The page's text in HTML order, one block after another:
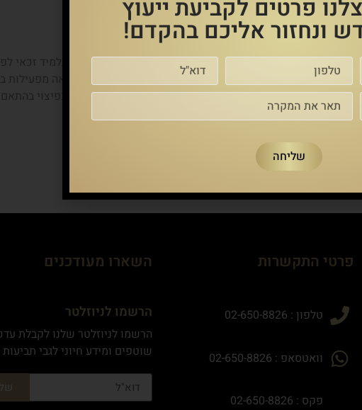
החינוך.
תנאי הפוליסה מגדירים כי הכיסוי יינתן לכל ילד החל מגיל 3 ועד תום לימודיו בכיתה י"ב. הביטוח חל 24 שעות ביממה שבעה
התרחש בשעות הלימודים או אחר הצהרים ואף אם נגרם כתוצאה מפעילות
נדרש לטיפול רפואי וכדומה, יזכו את התלמיד ומשפחתו בפיצוי בהתאם
כפיצוי תחת פוליסה זו.
פרטי התקשרות
טלפון : 02-650-8826
וואטסאפ : 02-650-8826
פקס : 02-650-8826
השארו מעודכנים
הרשמו לניוזלטר
הרשמו לניוזלטר שלנו לקבלת
שוטפים ומידע חיוני לגבי תביעות
פרטים לקביעת ייעוץ
ונחזור אליכם בהקדם!
שליחה